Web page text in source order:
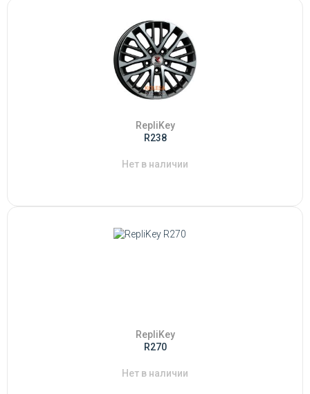
RepliKey
R238
Нет в наличии
RepliKey
R270
Нет в наличии